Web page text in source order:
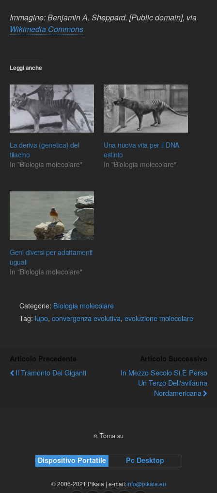
Immagine: Benjamin A. Sheppard. [Public domain], via
Wikimedia Commons
Leggi anche
La deriva (genetica) del
tilacino
In "Biologia molecolare"
Una nuova vita per il DNA
estinto
In "Biologia molecolare"
Geni diversi per adattamenti
uguali
In "Biologia molecolare"
Categorie: Biologia molecolare
Tag: lupo, convergenza evolutiva, evoluzione molecolare
Articolo Precedente
Il Tramonto Dei Giganti
Articolo Successivo
In Mezzo Secolo Si È Perso
Un Terzo Dell'avifauna
Nordamericana
Torna su
Dispositivo Portatile Pc Desktop
© 2006-2021 Pikaia | e-mail:info@pikaia.eu